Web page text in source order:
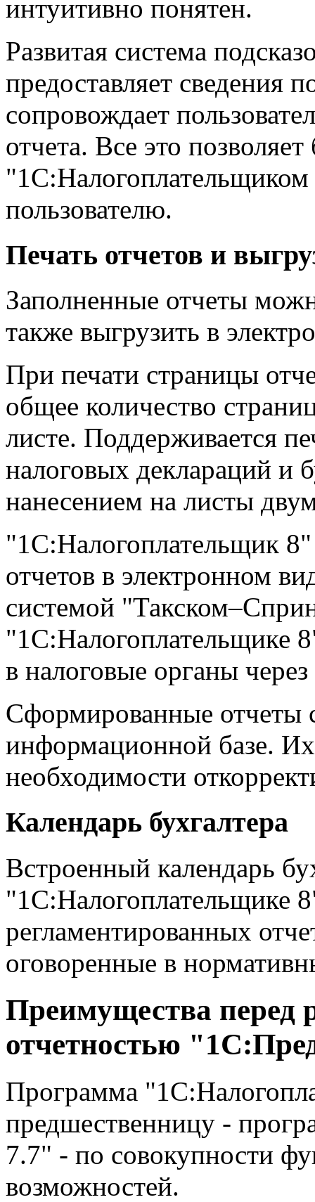
интуитивно понятен.
Развитая система
предоставляет сведения
сопровождает
отчета. Все это
пользователю.
Печать отчетов и
Заполненные отчеты
также выгрузить в
При печати страницы
общее количество
листе. Поддерживается
налоговых деклараций и
нанесением на листы
"1С:Налогоплательщик
отчетов в электронном
системой
"1С:Налогоплательщике
в налоговые органы
Сформированные отчеты
информационной базе.
необходимости
Календарь бухгалтера
Встроенный календарь
"1С:Налогоплательщике
регламентированных
оговоренные в
Преимущества перед
отчетностью
Программа
предшественницу -
7.7" - по совокупности
возможностей.